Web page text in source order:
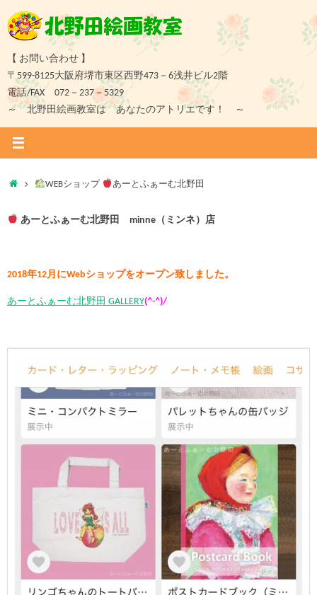
ン
ツ
へ
キ
プ
【 お問い合わせ 】
〒599-8125大阪府堺市東区西野473－6浅井ビル2階
電話/FAX 072－237－5329
～ 北野田絵画教室は あなたのアトリエです！ ～
ホ
ム
WEBショップ あーとふぁーむ北野田
あーとふぁーむ北野田 minne（ミンネ）店
2018年12月にWebショップをオープン致しました。
あーとふぁーむ北野田 GALLERY(^-^)/